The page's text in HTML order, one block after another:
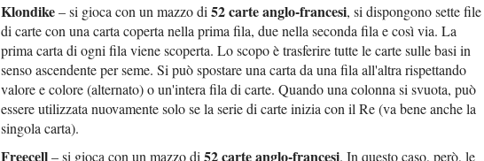
Klondike– si gioca con un mazzo di52 carte anglo-francesi, si dispongono sette file
di carte con una carta coperta nella prima fila, due nella seconda fila e così via. La
prima carta di ogni fila viene scoperta. Lo scopo è trasferire tutte le carte sulle basi in
senso ascendente per seme. Si può spostare una carta da una fila all'altra rispettando
valore e colore (alternato) o un'intera fila di carte. Quando una colonna si svuota, può
essere utilizzata nuovamente solo se la serie di carte inizia con il Re (va bene anche la
singola carta).
Freecell– si gioca con un mazzo di52 carte anglo-francesi. In questo caso, però, le